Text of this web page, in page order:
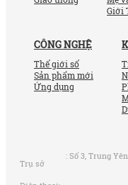
Giới
CÔNG NGHỆ
Thế giới số
Sản phẩm mới
Ứng dụng
Trụ sở
: Số 3, Trung